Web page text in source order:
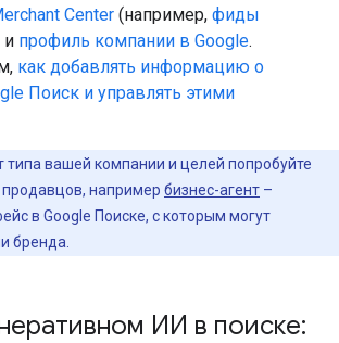
Center (например, фиды
и профиль компании в Google.
как добавлять информацию о
Поиск и управлять этими
типа вашей компании и целей попробуйте
например бизнес-агент –
в Google Поиске, с которым могут
бренда.
ИИ в поиске: